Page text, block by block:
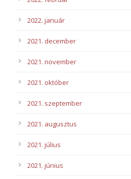
2022. január
2021. december
2021. november
2021. október
2021. szeptember
2021. augusztus
2021. július
2021. június